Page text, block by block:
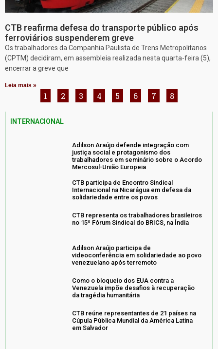
CTB reafirma defesa do transporte público após
ferroviários suspenderem greve
Os trabalhadores da Companhia Paulista de Trens Metropolitanos
(CPTM) decidiram, em assembleia realizada nesta quarta-feira (5),
encerrar a greve que
Leia mais »
1 2 3 4 5 6 7 8
INTERNACIONAL
Adilson Araújo defende integração com
justiça social e protagonismo dos
trabalhadores em seminário sobre o Acordo
Mercosul-União Europeia
CTB participa de Encontro Sindical
Internacional na Nicarágua em defesa da
solidariedade entre os povos
CTB representa os trabalhadores brasileiros
no 15º Fórum Sindical do BRICS, na Índia
Adilson Araújo participa de
videoconferência em solidariedade ao povo
venezuelano após terremoto
Como o bloqueio dos EUA contra a
Venezuela impõe desafios à recuperação
da tragédia humanitária
CTB reúne representantes de 21 países na
Cúpula Pública Mundial da América Latina
em Salvador